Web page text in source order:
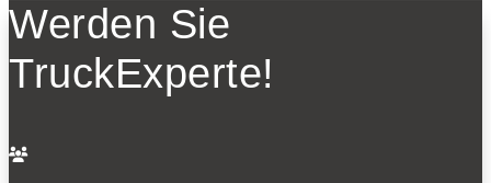
Werden Sie
TruckExperte!
